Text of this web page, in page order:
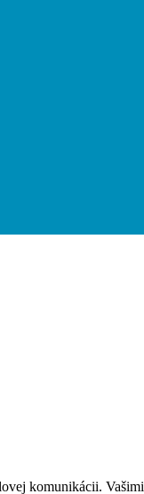
komunikácii.